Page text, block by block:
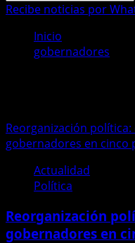
Recibe noticias por
Inicio
gobernadores
Reorganización
gobernadores en cinco
Actualidad
Política
Reorganización
gobernadores en